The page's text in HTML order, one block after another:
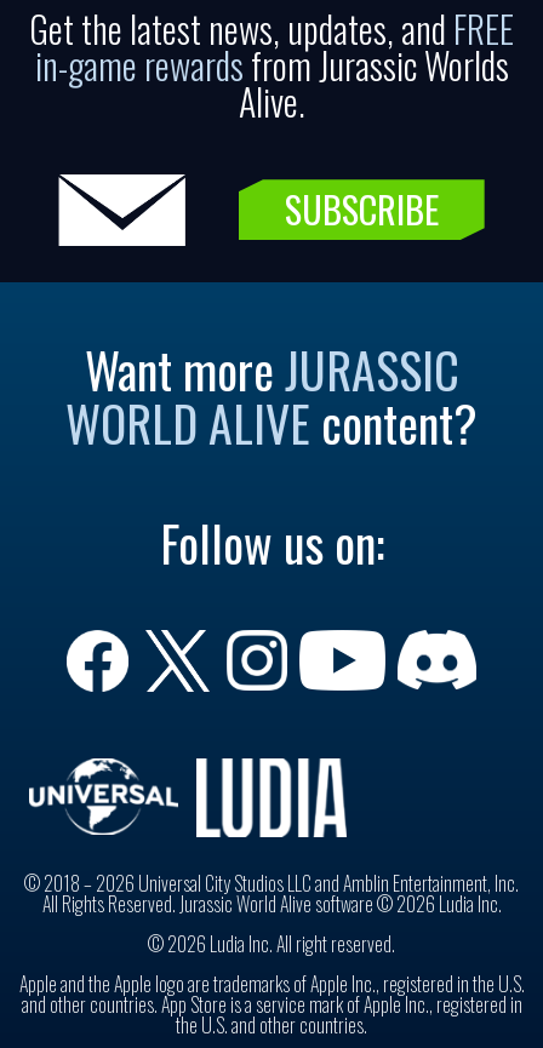
Get the latest news, updates, and FREE
in-game rewardsfrom Jurassic Worlds
Alive.
SUBSCRIBE
Want moreJURASSIC
WORLD ALIVE content?
Follow us on:
© 2018 – 2026 Universal City Studios LLC and Amblin Entertainment, Inc.
All Rights Reserved. Jurassic World Alive software © 2026 Ludia Inc.
© 2026 Ludia Inc. All right reserved.
Apple and the Apple logo are trademarks of Apple Inc., registered in the U.S.
and other countries. App Store is a service mark of Apple Inc., registered in
the U.S. and other countries.